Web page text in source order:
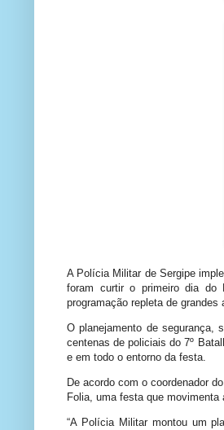
A Polícia Militar de Sergipe
foram curtir o primeiro dia do
programação repleta de grandes
O planejamento de segurança,
centenas de policiais do 7º
e em todo o entorno da festa.
De acordo com o coordenador
Folia, uma festa que movimenta
“A Polícia Militar montou um